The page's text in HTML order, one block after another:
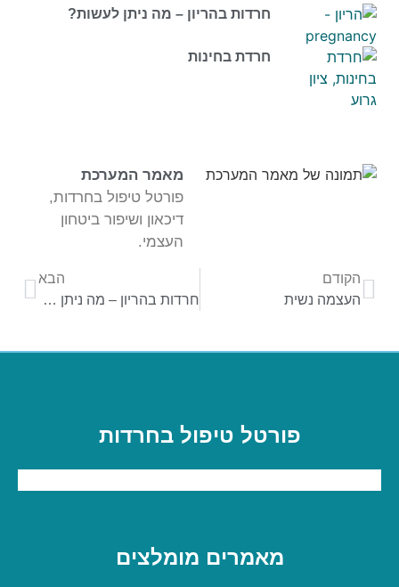
חרדות בהריון – מה ניתן לעשות?
חרדת בחינות
מאמר המערכת
פורטל טיפול בחרדות,
דיכאון ושיפור ביטחון
העצמי.
הקודם
העצמה נשית
הבא
חרדות בהריון – מה ניתן לעשות?
פורטל טיפול בחרדות
מאמרים מומלצים